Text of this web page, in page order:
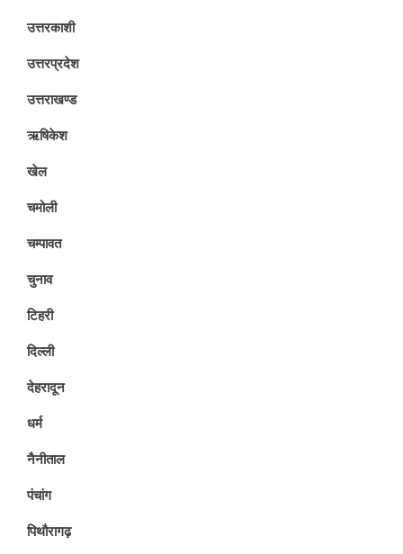
उत्तरकाशी
उत्तरप्रदेश
उत्तराखण्ड
ऋषिकेश
खेल
चमोली
चम्पावत
चुनाव
टिहरी
दिल्ली
देहरादून
धर्म
नैनीताल
पंचांग
पिथौरागढ़